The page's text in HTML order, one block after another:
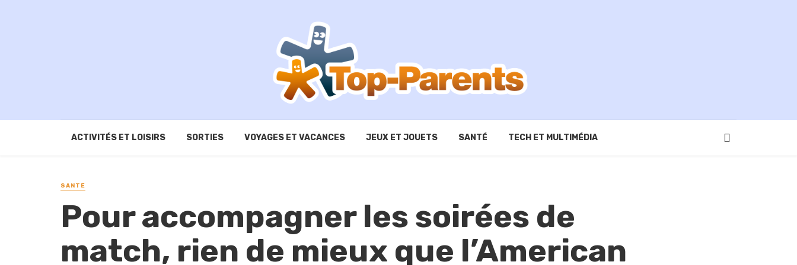
ACTIVITÉS ET LOISIRS SORTIES VOYAGES ET VACANCES JEUX ET JOUETS SANTÉ TECH ET MULTIMÉDIA
SANTÉ
Pour accompagner les soirées de
match, rien de mieux que l’American